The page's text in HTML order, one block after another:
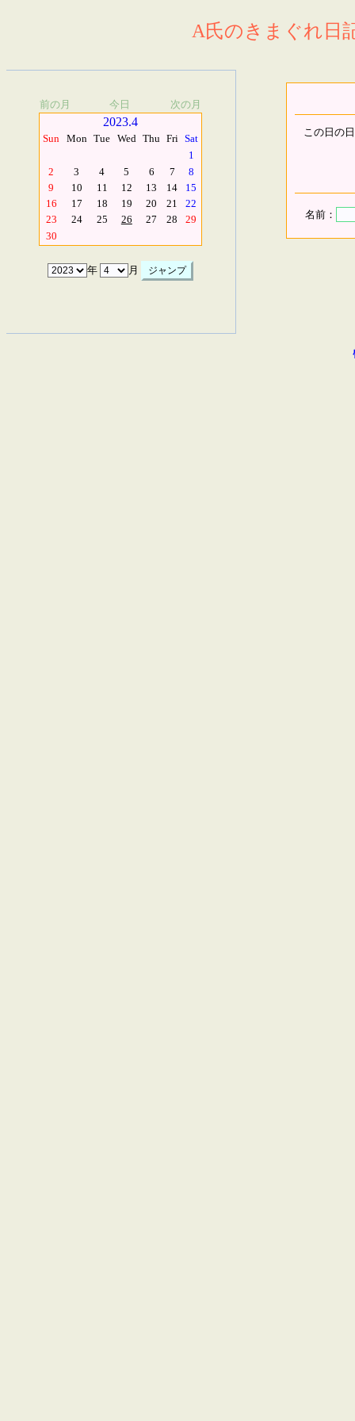
A氏のきまぐれ日
前の月 今日 次の月
2023.4
Sun Mon Tue Wed Thu Fri Sat
1
2
3 4 5 6 7
8
9
10 11 12 13 14
15
16
17 18 19 20 21
22
23
24 25 26 27 28
29
30
年 月
この日の
名前：